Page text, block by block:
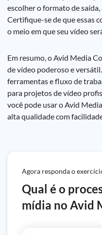
escolher o formato de
Certifique-se de que essas
o meio em que seu vídeo
Em resumo, o Avid Media
de vídeo poderoso e
ferramentas e fluxo de
para projetos de vídeo
você pode usar o Avid
alta qualidade com
Agora responda o
Qual é o
mídia no Avid